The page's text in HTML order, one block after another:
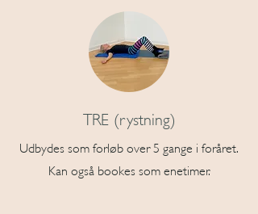
TRE (rystning)
Udbydes som forløb over 5 gange i foråret.
Kan også bookes som enetimer.